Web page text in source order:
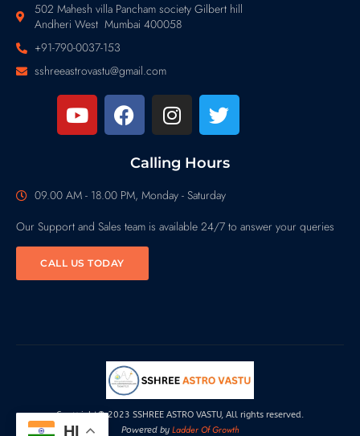
502 Mahesh villa Pancham society Gilbert hill
Andheri West Mumbai 400058
+91-790-0037-153
sshreeastrovastu@gmail.com
Calling Hours
09.00 AM - 18.00 PM, Monday - Saturday
Our Support and Sales team is available 24/7 to answer your queries
CALL US TODAY
Copyright© 2023 SSHREE ASTRO VASTU, All rights reserved.
Powered by Ladder Of Growth
HI